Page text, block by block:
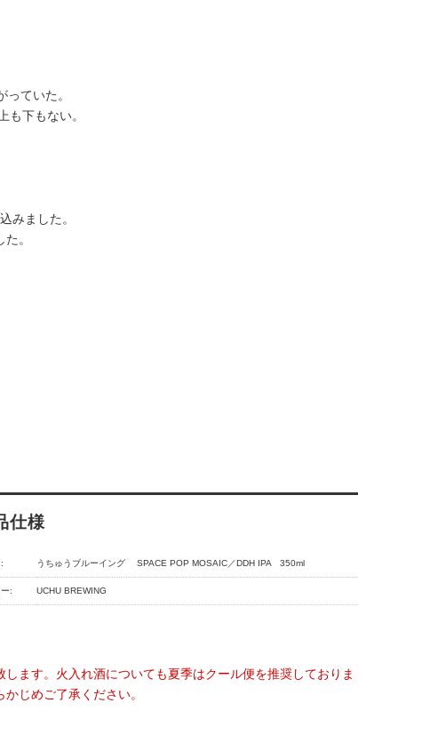
ていた。
も下もない。
みました。
。
仕様
うちゅうブルーイング SPACE POP MOSAIC／DDH IPA 350ml
: UCHU BREWING
ます。火入れ酒についても夏季はクール便を推奨しておりま
じめご了承ください。